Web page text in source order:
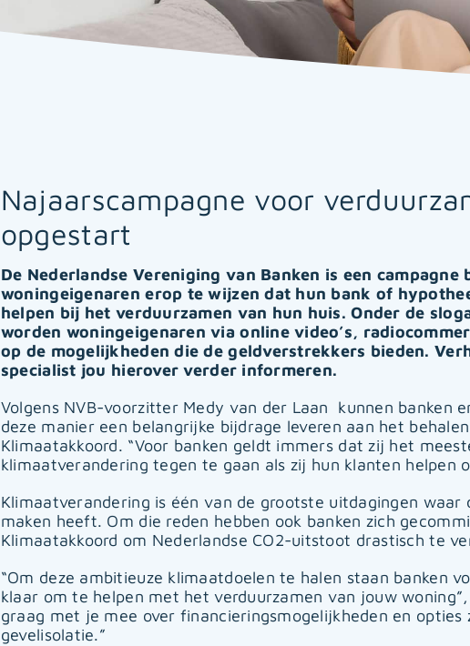
Najaarscampagne voor
opgestart
De Nederlandse Vereniging van Banken is een campagne
woningeigenaren erop te wijzen dat hun bank of
helpen bij het verduurzamen van hun huis. Onder de
worden woningeigenaren via online video’s,
op de mogelijkheden die de geldverstrekkers bieden.
specialist jou hierover verder informeren.
Volgens NVB-voorzitter Medy van der Laan kunnen banken
deze manier een belangrijke bijdrage leveren aan het
Klimaatakkoord. “Voor banken geldt immers dat zij het
klimaatverandering tegen te gaan als zij hun klanten helpen
Klimaatverandering is één van de grootste uitdagingen waar
maken heeft. Om die reden hebben ook banken zich
Klimaatakkoord om Nederlandse CO2-uitstoot drastisch te
“Om deze ambitieuze klimaatdoelen te halen staan banken
klaar om te helpen met het verduurzamen van jouw
graag met je mee over financieringsmogelijkheden en opties
gevelisolatie.”